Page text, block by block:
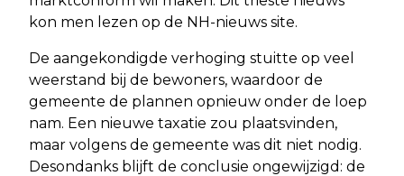
kon men lezen op de NH-nieuws site.
De aangekondigde verhoging stuitte op veel
weerstand bij de bewoners, waardoor de
gemeente de plannen opnieuw onder de loep
nam. Een nieuwe taxatie zou plaatsvinden,
maar volgens de gemeente was dit niet nodig.
Desondanks blijft de conclusie ongewijzigd: de